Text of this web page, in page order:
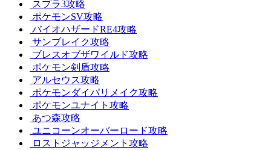
スプラ3攻略
ポケモンSV攻略
バイオハザードRE4攻略
サンブレイク攻略
ブレスオブザワイルド攻略
ポケモン剣盾攻略
アルセウス攻略
ポケモンダイパリメイク攻略
ポケモンユナイト攻略
あつ森攻略
ユニコーンオーバーロード攻略
ロストジャッジメント攻略